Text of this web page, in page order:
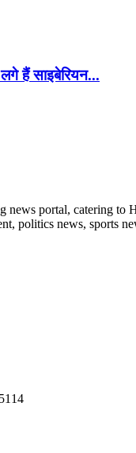
हैं साइबेरियन...
news portal, catering to
politics news, sports